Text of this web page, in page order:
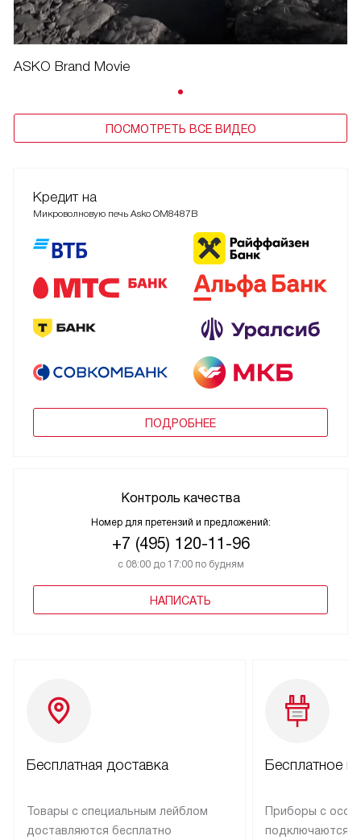
ASKO Brand Movie
ПОСМОТРЕТЬ ВСЕ ВИДЕО
Кредит на
Микроволновую печь Asko OM8487B
ПОДРОБНЕЕ
Контроль качества
Номер для претензий и предложений:
+7 (495) 120-11-96
с 08:00 до 17:00 по будням
НАПИСАТЬ
Бесплатная доставка
Товары с специальным лейблом
доставляются бесплатно
Бесплатное
Приборы с
подключаются к